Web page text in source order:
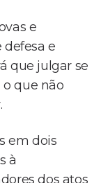
e
e
que julgar se
o que não
em dois
à
dos atos